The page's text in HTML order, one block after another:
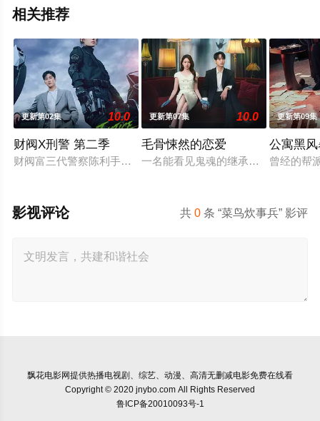
相关推荐
更新第02集 10.0
财阀X刑警 第二季
财阀富三代警察陈利手（安普贤 饰）华丽回归，完美蜕变为成
更新第07集 10.0
毛骨悚然的恋爱
一名能看见鬼魂的继承人与一名王牌
更新第09集
公寓黑
曾经的帮
共0 条 “菜鸟炊事兵” 影评
影视评论
飘花电影网提供热播电视剧、综艺、动漫、高清无删减电影免费在线看
Copyright © 2020 jnybo.com All Rights Reserved
鲁ICP备20010093号-1